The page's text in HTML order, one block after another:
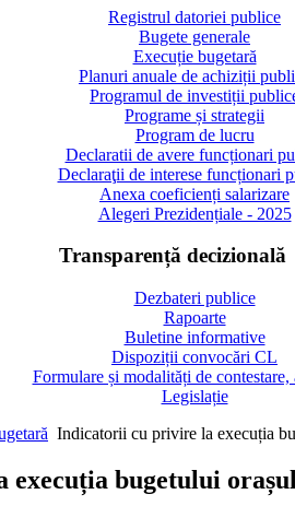
Registrul datoriei publice
Bugete generale
Execuție bugetară
Planuri anuale de achiziții
Programul de investiții
Programe și strategii
Program de lucru
Declaratii de avere funcționari
Declaraţii de interese funcționari
Anexa coeficienți salarizare
Alegeri Prezidențiale - 2025
Transparență decizională
Dezbateri publice
Rapoarte
Buletine informative
Dispoziții convocări CL
Formulare și modalități de contestare,
Legislație
Indicatorii cu privire la execuția
bugetului